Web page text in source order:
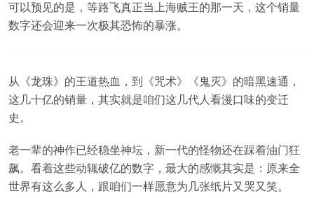
可以预见的是，等路飞真正当上海贼王的那一天，这个销量
数字还会迎来一次极其恐怖的暴涨。
从《龙珠》的王道热血，到《咒术》《鬼灭》的暗黑速通，
这几十亿的销量，其实就是咱们这几代人看漫口味的变迁
史。
老一辈的神作已经稳坐神坛，新一代的怪物还在踩着油门狂
飙。看着这些动辄破亿的数字，最大的感慨其实是：原来全
世界有这么多人，跟咱们一样愿意为几张纸片又哭又笑。